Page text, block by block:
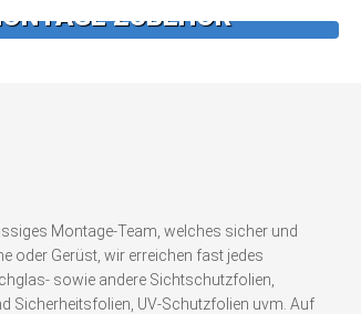
ZUBEHÖR
Montage-Team, welches sicher und
oder Gerüst, wir erreichen fast jedes
sowie andere Sichtschutzfolien,
Sicherheitsfolien, UV-Schutzfolien uvm. Auf